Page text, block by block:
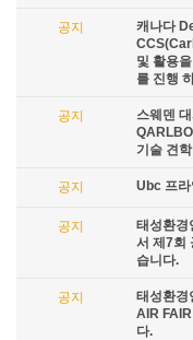
공지
캐나다
및 활용
를 진행
공지
스웨덴
기술 견
공지 Ubc 프라
공지
태성환경
서 제7회
습니다.
공지
태성환경
AIR
다.